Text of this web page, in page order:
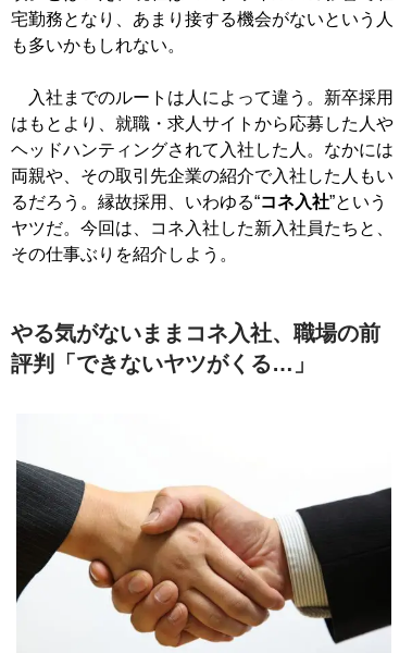
宅勤務となり、あまり接する機会がないという人
も多いかもしれない。
入社までのルートは人によって違う。新卒採用
はもとより、就職・求人サイトから応募した人や
ヘッドハンティングされて入社した人。なかには
両親や、その取引先企業の紹介で入社した人もい
るだろう。縁故採用、いわゆる“コネ入社”という
ヤツだ。今回は、コネ入社した新入社員たちと、
その仕事ぶりを紹介しよう。
やる気がないままコネ入社、職場の前
評判「できないヤツがくる…」